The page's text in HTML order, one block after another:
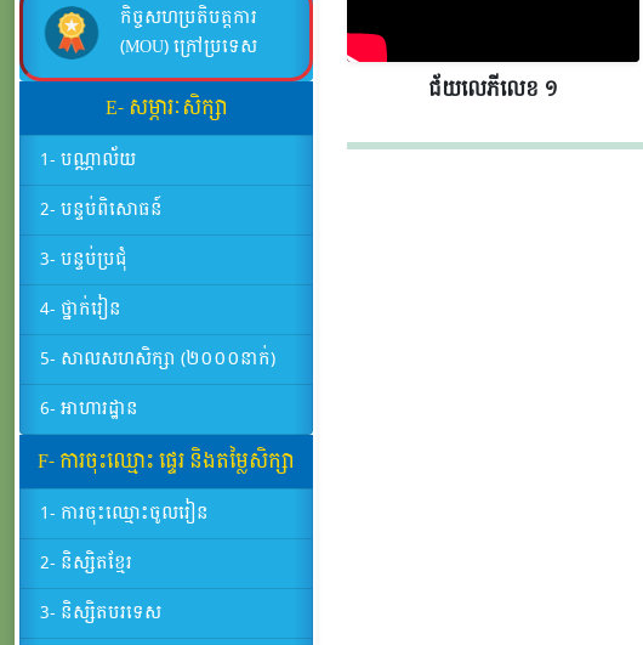
កិច្ចសហប្រតិបត្តការ
(MOU) ក្រៅប្រទេស
E- សម្ភារៈសិក្សា
1- បណ្ណាល័យ
2- បន្ទប់ពិសោធន៍
3- បន្ទប់ប្រជុំ
4- ថ្នាក់រៀន
5- សាលសហសិក្សា (២០០០នាក់)
6- អាហារដ្ឋាន
F- ការចុះឈ្មោះ ផ្ទេរ និងតម្លៃសិក្សា
1- ការចុះឈ្មោះចូលរៀន
2- និស្សិតខ្មែរ
3- និស្សិតបរទេស
ជ័យលេភីលេខ​​ ១